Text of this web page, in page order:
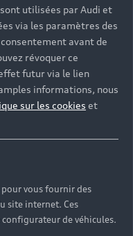
à vos
diverses questions
avec Audi.
utilisées par Audi et
via les paramètres des
avant de
révoquer ce
futur via le lien
informations, nous
sur les cookies et
pour vous fournir des
site internet. Ces
de véhicules.